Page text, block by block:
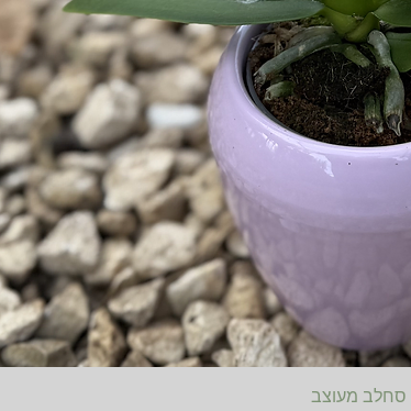
סחלב מעוצב